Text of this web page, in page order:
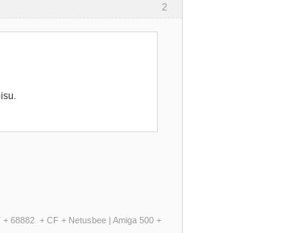
2
68882 + CF + Netusbee | Amiga 500 +